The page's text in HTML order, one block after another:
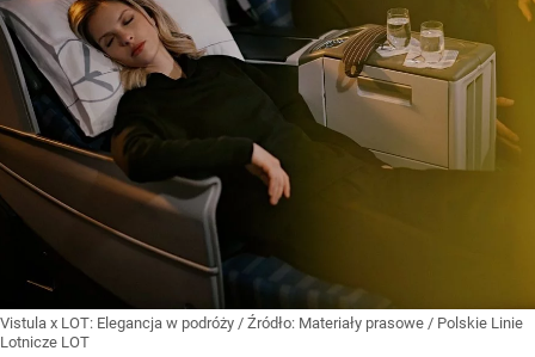
Vistula x LOT: Elegancja w podróży / Źródło: Materiały prasowe / Polskie Linie
Lotnicze LOT